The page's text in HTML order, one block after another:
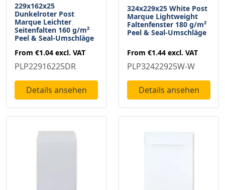
229x162x25
Dunkelroter Post
Marque Leichter
Seitenfalten 160 g/m²
Peel & Seal-Umschläge
From €1.04 excl. VAT
PLP22916225DR
Details ansehen
324x229x25 White Post
Marque Lightweight
Faltenfenster 180 g/m²
Peel & Seal-Umschläge
From €1.44 excl. VAT
PLP32422925W-W
Details ansehen